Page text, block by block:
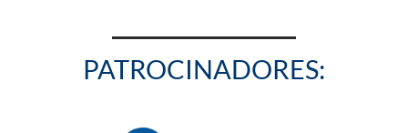
PATROCINADORES: